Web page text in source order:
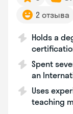
2 отзыва
Holds a
Spent
an
Uses
teaching